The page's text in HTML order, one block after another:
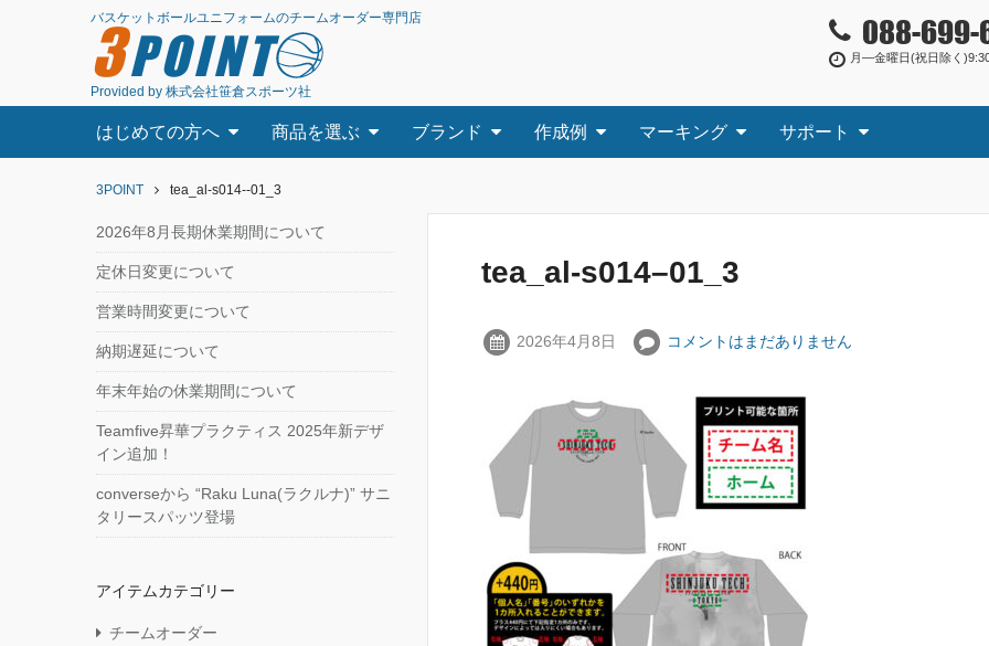
バスケットボールユニフォームのチームオーダー専門店
3POINT
Provided by 株式会社笹倉スポーツ社
088-699-
月―金曜日(祝日除く
はじめての方へ 商品を選ぶ ブランド 作成例 マーキング サポート
3POINT tea_al-s014--01_3
tea_al-s014–01_3
2026年4月8日 コメントはまだありません
2026年8月長期休業期間について
定休日変更について
営業時間変更について
納期遅延について
年末年始の休業期間について
Teamfive昇華プラクティス 2025年新デザ
イン追加！
converseから “Raku Luna(ラクルナ)” サニ
タリースパッツ登場
アイテムカテゴリー
チームオーダー